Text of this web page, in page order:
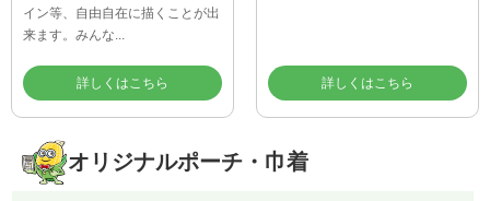
イン等、自由自在に描くことが出
来ます。みんな...
詳しくはこちら 詳しくはこちら
オリジナルポーチ・巾着